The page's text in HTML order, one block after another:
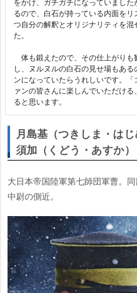
るので、白石が持っている内面を
つ自分の解釈とオリジナリティを混
た。
体も鍛えたので、その仕上がりも
し、ヌルヌルの白石の見せ場もあ
ンになっていたらうれしいです。
ァンの皆さんに楽しんでいただけ
ると思います。
月島基（つきしま・は
須加（くどう・あすか）
大日本帝国陸軍第七師団軍曹。
中尉の側近。